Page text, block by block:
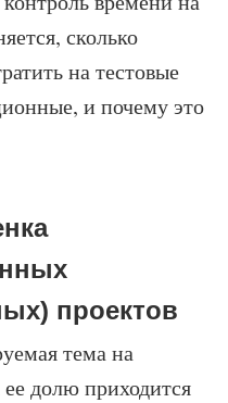
сколько
на тестовые
и почему это
проектов
тема на
долю приходится